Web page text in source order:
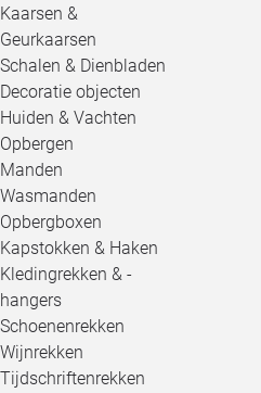
Kaarsen &
Geurkaarsen
Schalen & Dienbladen
Decoratie objecten
Huiden & Vachten
Opbergen
Manden
Wasmanden
Opbergboxen
Kapstokken & Haken
Kledingrekken & -
hangers
Schoenenrekken
Wijnrekken
Tijdschriftenrekken